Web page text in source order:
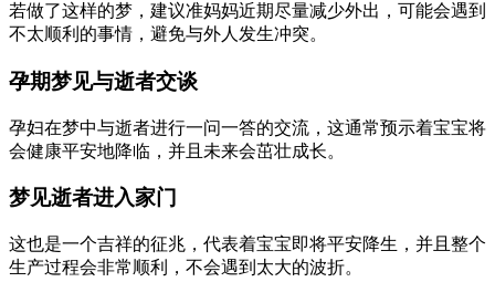
若做了这样的梦，建议准妈妈近期尽量减少外出，可能会遇到
不太顺利的事情，避免与外人发生冲突。
孕期梦见与逝者交谈
孕妇在梦中与逝者进行一问一答的交流，这通常预示着宝宝将
会健康平安地降临，并且未来会茁壮成长。
梦见逝者进入家门
这也是一个吉祥的征兆，代表着宝宝即将平安降生，并且整个
生产过程会非常顺利，不会遇到太大的波折。